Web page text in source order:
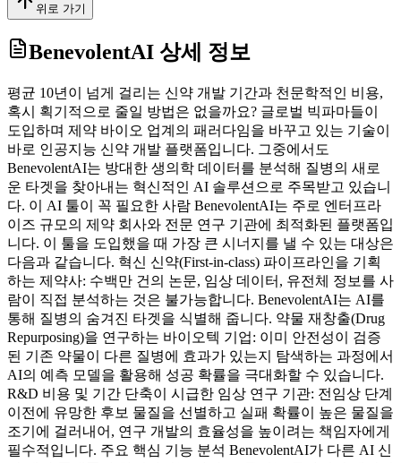
위로 가기
BenevolentAI 상세 정보
평균 10년이 넘게 걸리는 신약 개발 기간과 천문학적인 비용,
혹시 획기적으로 줄일 방법은 없을까요? 글로벌 빅파마들이
도입하며 제약 바이오 업계의 패러다임을 바꾸고 있는 기술이
바로 인공지능 신약 개발 플랫폼입니다. 그중에서도
BenevolentAI는 방대한 생의학 데이터를 분석해 질병의 새로
운 타겟을 찾아내는 혁신적인 AI 솔루션으로 주목받고 있습니
다. 이 AI 툴이 꼭 필요한 사람 BenevolentAI는 주로 엔터프라
이즈 규모의 제약 회사와 전문 연구 기관에 최적화된 플랫폼입
니다. 이 툴을 도입했을 때 가장 큰 시너지를 낼 수 있는 대상은
다음과 같습니다. 혁신 신약(First-in-class) 파이프라인을 기획
하는 제약사: 수백만 건의 논문, 임상 데이터, 유전체 정보를 사
람이 직접 분석하는 것은 불가능합니다. BenevolentAI는 AI를
통해 질병의 숨겨진 타겟을 식별해 줍니다. 약물 재창출(Drug
Repurposing)을 연구하는 바이오텍 기업: 이미 안전성이 검증
된 기존 약물이 다른 질병에 효과가 있는지 탐색하는 과정에서
AI의 예측 모델을 활용해 성공 확률을 극대화할 수 있습니다.
R&D 비용 및 기간 단축이 시급한 임상 연구 기관: 전임상 단계
이전에 유망한 후보 물질을 선별하고 실패 확률이 높은 물질을
조기에 걸러내어, 연구 개발의 효율성을 높이려는 책임자에게
필수적입니다. 주요 핵심 기능 분석 BenevolentAI가 다른 AI 신